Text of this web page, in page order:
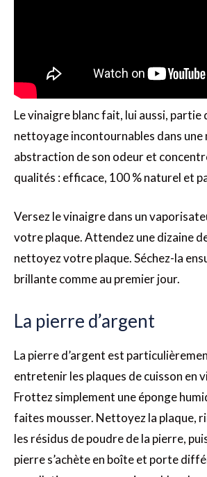
Le vinaigre blanc fait, lui aussi, partie
nettoyage incontournables dans une
abstraction de son odeur et
qualités : efficace, 100 % naturel et
Versez le vinaigre dans un
votre plaque. Attendez une dizaine
nettoyez votre plaque. Séchez-la
brillante comme au premier jour.
La pierre d’argent
La pierre d’argent est
entretenir les plaques de cuisson en
Frottez simplement une éponge
faites mousser. Nettoyez la plaque,
les résidus de poudre de la pierre,
pierre s’achète en boîte et porte